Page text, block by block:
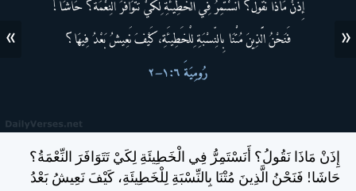
«
»
إِذَنْ مَاذَا نَقُولُ؟ أَنَسْتَمِرُّ فِي الْخَطِيئَةِ لِكَيْ تَتَوَافَرَ النِّعْمَةُ؟
حَاشَا! فَنَحْنُ الَّذِينَ مُتْنَا بِالنِّسْبَةِ لِلْخَطِيئَةِ، كَيْفَ نَعِيشُ بَعْدُ